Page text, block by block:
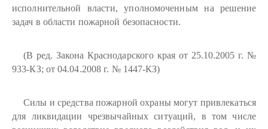
исполнительной власти, уполномоченным на решение
задач в области пожарной безопасности.
(В ред. Закона Краснодарского края от 25.10.2005 г. №
933-КЗ; от 04.04.2008 г. № 1447-КЗ)
Силы и средства пожарной охраны могут привлекаться
для ликвидации чрезвычайных ситуаций, в том числе